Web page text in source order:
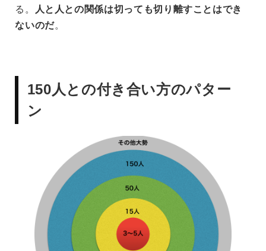
る。
人と人との関係は切っても切り離すことはでき
ないのだ。
150人との付き合い方のパター
ン